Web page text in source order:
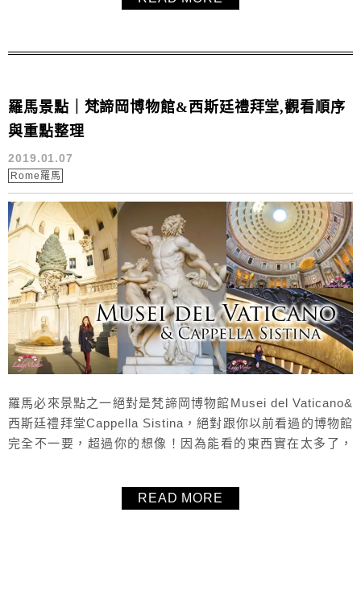
內部參觀等等細節，讓大家不迷航！XD
羅馬景點｜梵諦岡博物館&西斯廷禮拜堂,觀看順序
與重點整理
2019.01.07
Rome羅馬
羅馬必來景點之一絕對是梵諦岡博物館Musei del Vaticano&
西斯廷禮拜堂Cappella Sistina，絕對跟你以前看過的博物館
完全不一要，超過你的想像！因為能看的東西實在太多了，
典展覽品又可以把握時間。在KKday事先訂好快速通關票，
READ MORE